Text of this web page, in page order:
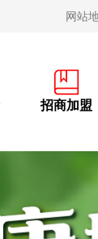
网站
招商加盟